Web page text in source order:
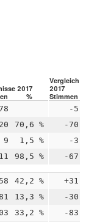
2017
Vergleich
2017
% Stimmen
-5
70,6 % -70
9 1,5 % -3
98,5 % -67
42,2 % +31
13,3 % -30
33,2 % -83